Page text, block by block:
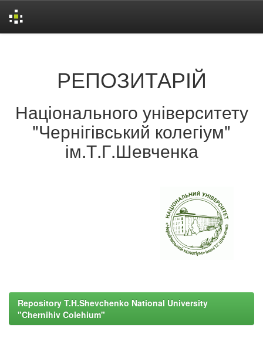
РЕПОЗИТАРІЙ
Національного університету
"Чернігівський колегіум"
ім.Т.Г.Шевченка
Repository T.H.Shevchenko National University
"Chernihiv Colehium"